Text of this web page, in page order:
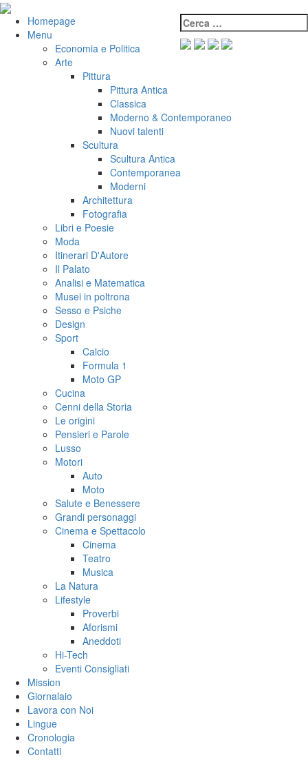
Salta
contenuto
VeniVidiVici Cerca:
Homepage
Menu
Economia e Politica
Arte
Pittura
Pittura Antica
Classica
Moderno & Contemporaneo
Nuovi talenti
Scultura
Scultura Antica
Contemporanea
Moderni
Architettura
Fotografia
Libri e Poesie
Moda
Itinerari D'Autore
Il Palato
Analisi e Matematica
Musei in poltrona
Sesso e Psiche
Design
Sport
Calcio
Formula 1
Moto GP
Cucina
Cenni della Storia
Le origini
Pensieri e Parole
Lusso
Motori
Auto
Moto
Salute e Benessere
Grandi personaggi
Cinema e Spettacolo
Cinema
Teatro
Musica
La Natura
Lifestyle
Proverbi
Aforismi
Aneddoti
Hi-Tech
Eventi Consigliati
Mission
Giornalaio
Lavora con Noi
Lingue
Cronologia
Contatti